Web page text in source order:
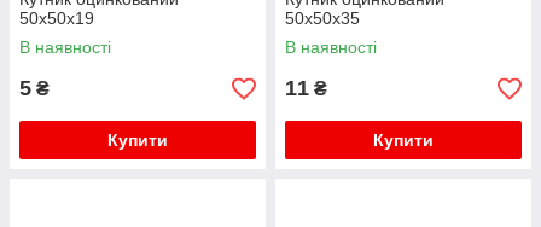
50х50х19
В наявності
5 ₴
Купити
50х50х35
В наявності
11 ₴
Купити